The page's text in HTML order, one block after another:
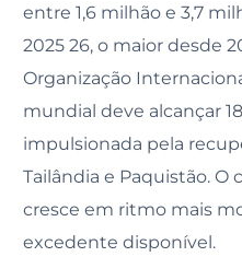
entre 1,6 milhão e 3,7
2025 26, o maior desde
Organização
mundial deve alcançar
impulsionada pela
Tailândia e Paquistão. O
cresce em ritmo mais
excedente disponível.